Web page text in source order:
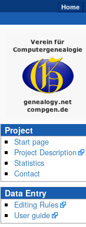
Project
Start page
Project Description
Statistics
Contact
Data Entry
Editing Rules
User guide
Home